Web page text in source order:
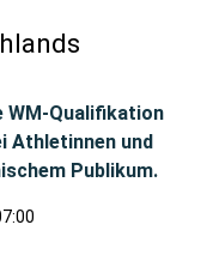
WM-Qualifikation
Athletinnen und
Publikum.